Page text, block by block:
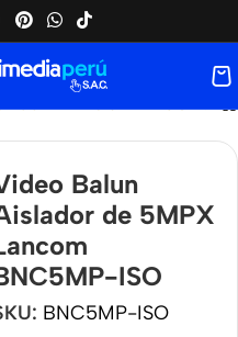
BNC5MP-ISO
Balun
de 5MPX
ISO
BNC5MP-ISO